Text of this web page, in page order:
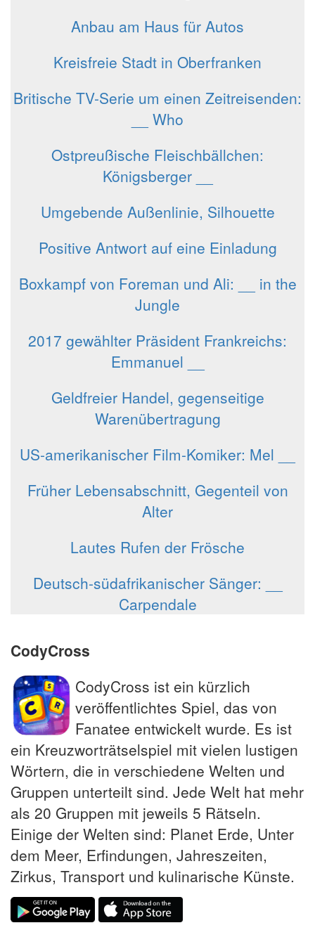
Anbau am Haus für Autos
Kreisfreie Stadt in Oberfranken
Britische TV-Serie um einen Zeitreisenden:
__ Who
Ostpreußische Fleischbällchen:
Königsberger __
Umgebende Außenlinie, Silhouette
Positive Antwort auf eine Einladung
Boxkampf von Foreman und Ali: __ in the
Jungle
2017 gewählter Präsident Frankreichs:
Emmanuel __
Geldfreier Handel, gegenseitige
Warenübertragung
US-amerikanischer Film-Komiker: Mel __
Früher Lebensabschnitt, Gegenteil von
Alter
Lautes Rufen der Frösche
Deutsch-südafrikanischer Sänger: __
Carpendale
CodyCross
CodyCross ist ein kürzlich
veröffentlichtes Spiel, das von
Fanatee entwickelt wurde. Es ist
ein Kreuzworträtselspiel mit vielen lustigen
Wörtern, die in verschiedene Welten und
Gruppen unterteilt sind. Jede Welt hat mehr
als 20 Gruppen mit jeweils 5 Rätseln.
Einige der Welten sind: Planet Erde, Unter
dem Meer, Erfindungen, Jahreszeiten,
Zirkus, Transport und kulinarische Künste.